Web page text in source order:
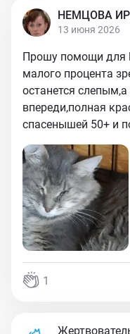
НЕМЦОВА
13 июня 2026
Прошу помощи для
малого процента
останется
впереди,полная
спасенышей 50+ и
1